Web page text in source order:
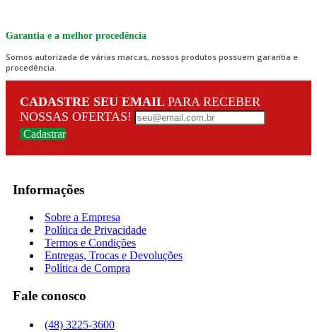
Garantia e a melhor procedência
Somos autorizada de várias marcas, nossos produtos possuem garantia e
procedência.
CADASTRE SEU EMAIL PARA RECEBER
NOSSAS OFERTAS!
Cadastrar
Informações
Sobre a Empresa
Política de Privacidade
Termos e Condições
Entregas, Trocas e Devoluções
Política de Compra
Fale conosco
(48) 3225-3600